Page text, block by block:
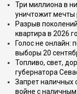
Три миллиона в
уничтожит мечты
Разрыв
квартира в 2026
Голос не онлайн:
выборы 20
Топливо, свет,
губернатора
Запрет наличных
войне с